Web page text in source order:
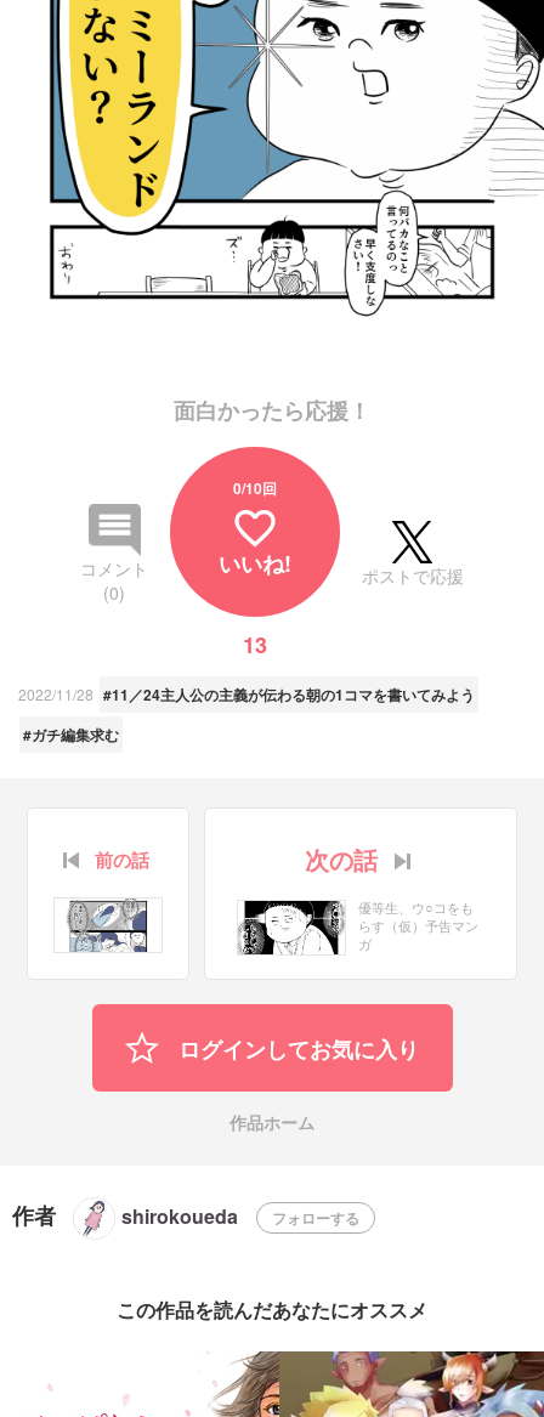
面白かったら応援！
コメント
(0)
0/10回
favorite_border
いいね!
13
ポストで応援
2022/11/28 #11／24主人公の主義が伝わる朝の1コマを書いてみよう
#ガチ編集求む
前の話 次の話
優等生、ウ○コをも
らす（仮）予告マン
ガ
ログインしてお気に入り
作品ホーム
作者 shirokoueda フォローする
この作品を読んだあなたにオススメ